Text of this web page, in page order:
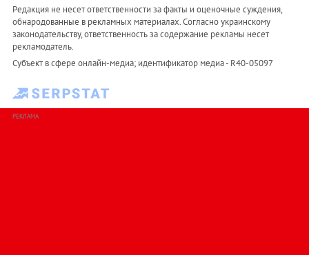
Редакция не несет ответственности за факты и оценочные суждения,
обнародованные в рекламных материалах. Согласно украинскому
законодательству, ответственность за содержание рекламы несет
рекламодатель.
Субъект в сфере онлайн-медиа; идентификатор медиа - R40-05097
РЕКЛАМА